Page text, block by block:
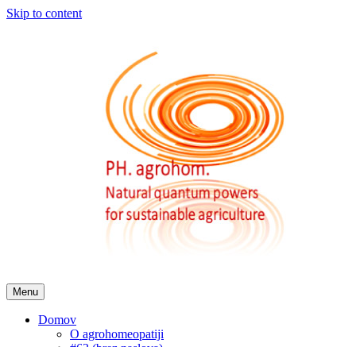
Skip to content
Menu
Domov
O agrohomeopatiji